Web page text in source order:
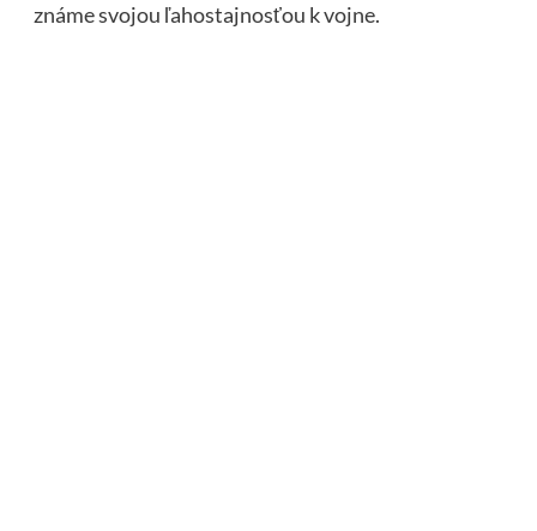
známe svojou ľahostajnosťou k vojne.